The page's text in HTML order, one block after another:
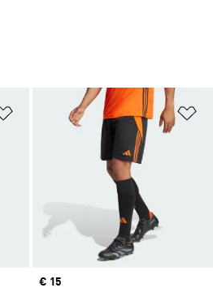
Op verlanglijst zetten
Current price
€ 15